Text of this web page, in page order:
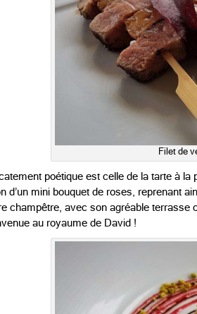
Filet de
poétique est celle de la tarte à
d’un mini bouquet de roses, reprenant
champêtre, avec son agréable terrasse
au royaume de David !